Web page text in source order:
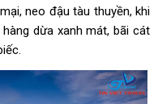
neo đậu tàu thuyền, khi
dừa xanh mát, bãi cát